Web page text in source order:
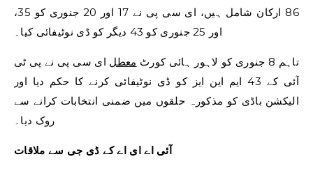
86 ارکان شامل ہیں، ای سی پی نے 17 اور 20 جنوری کو 35،
اور 25 جنوری کو 43 دیگر کو ڈی نوٹیفائی کیا۔
تاہم 8 جنوری کو لاہور ہائی کورٹ معطل ای سی پی نے پی ٹی
آئی کے 43 ایم این ایز کو ڈی نوٹیفائی کرنے کا حکم دیا اور
الیکشن باڈی کو مذکورہ حلقوں میں ضمنی انتخابات کرانے سے
روک دیا۔
آئی اے ای اے کے ڈی جی سے ملاقات